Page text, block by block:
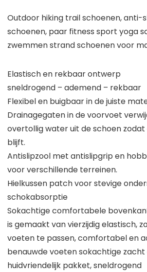
Outdoor hiking trail schoenen, anti-
schoenen, paar fitness sport yoga
zwemmen strand schoenen voor
Elastisch en rekbaar ontwerp
sneldrogend – ademend – rekbaar
Flexibel en buigbaar in de juiste
Drainagegaten in de voorvoet
overtollig water uit de schoen zodat
blijft.
Antislipzool met antislipgrip en
voor verschillende terreinen.
Hielkussen patch voor stevige
schokabsorptie
Sokachtige comfortabele
is gemaakt van vierzijdig elastisch,
voeten te passen, comfortabel en
benauwde voeten sokachtige
huidvriendelijk pakket, sneldrogend